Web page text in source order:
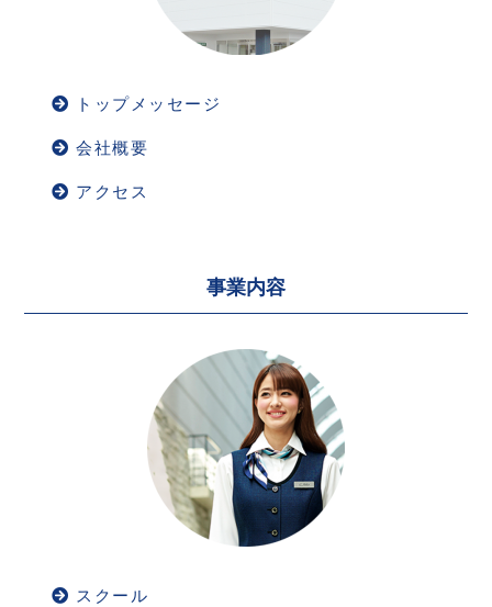
トップメッセージ
会社概要
アクセス
事業内容
スクール